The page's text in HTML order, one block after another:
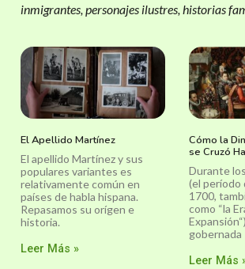
inmigrantes, personajes ilustres, historias
El Apellido Martínez
El apellido Martínez y sus
populares variantes es
relativamente común en
países de habla hispana.
Repasamos su orígen e
historia.
Leer Más »
Cómo la
se Cruzó
Durante
(el período
1700,
como “la
gobernada
Leer Más